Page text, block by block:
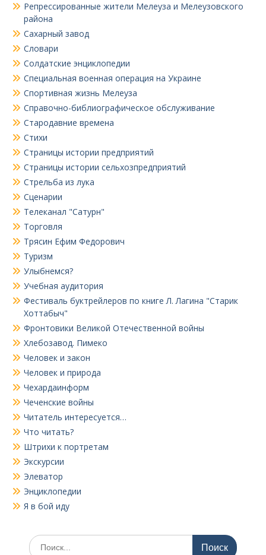
Репрессированные жители Мелеуза и Мелеузовского
района
Сахарный завод
Словари
Солдатские энциклопедии
Специальная военная операция на Украине
Спортивная жизнь Мелеуза
Справочно-библиографическое обслуживание
Стародавние времена
Стихи
Страницы истории предприятий
Страницы истории сельхозпредприятий
Стрельба из лука
Сценарии
Телеканал "Сатурн"
Торговля
Трясин Ефим Федорович
Туризм
Улыбнемся?
Учебная аудитория
Фестиваль буктрейлеров по книге Л. Лагина "Старик
Хоттабыч"
Фронтовики Великой Отечественной войны
Хлебозавод. Пимеко
Человек и закон
Человек и природа
Чехардаинформ
Чеченские войны
Читатель интересуется…
Что читать?
Штрихи к портретам
Экскурсии
Элеватор
Энциклопедии
Я в бой иду
Поиск